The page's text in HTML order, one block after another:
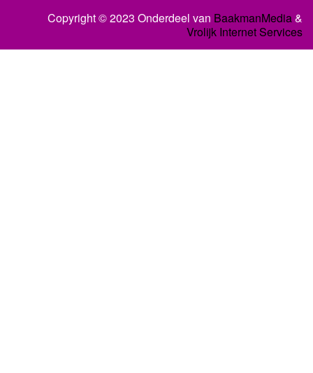
Copyright © 2023 Onderdeel van BaakmanMedia&
Vrolijk Internet Services